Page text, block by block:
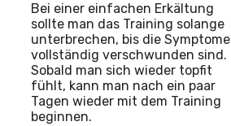
Bei einer einfachen Erkältung
sollte man das Training solange
unterbrechen, bis die Symptome
vollständig verschwunden sind.
Sobald man sich wieder topfit
fühlt, kann man nach ein paar
Tagen wieder mit dem Training
beginnen.